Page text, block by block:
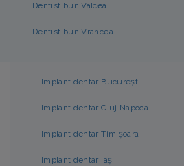
Dentist bun Vâlcea
Dentist bun Vrancea
Implant dentar București
Implant dentar Cluj Napoca
Implant dentar Timișoara
Implant dentar Iași